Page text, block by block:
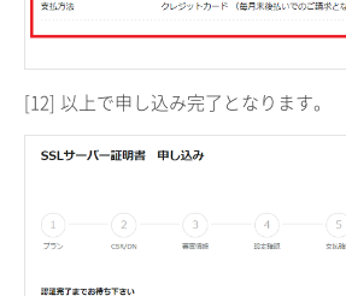
[12] 以上で申し込み完了となります。